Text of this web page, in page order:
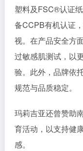
塑料及FSC®认证
备CCPB有机认证
视。在产品安全方
过敏感肌测试，以
验。此外，品牌依
规范与品质稳定。
玛莉吉亚还曾赞助
育活动，以支持健
感。